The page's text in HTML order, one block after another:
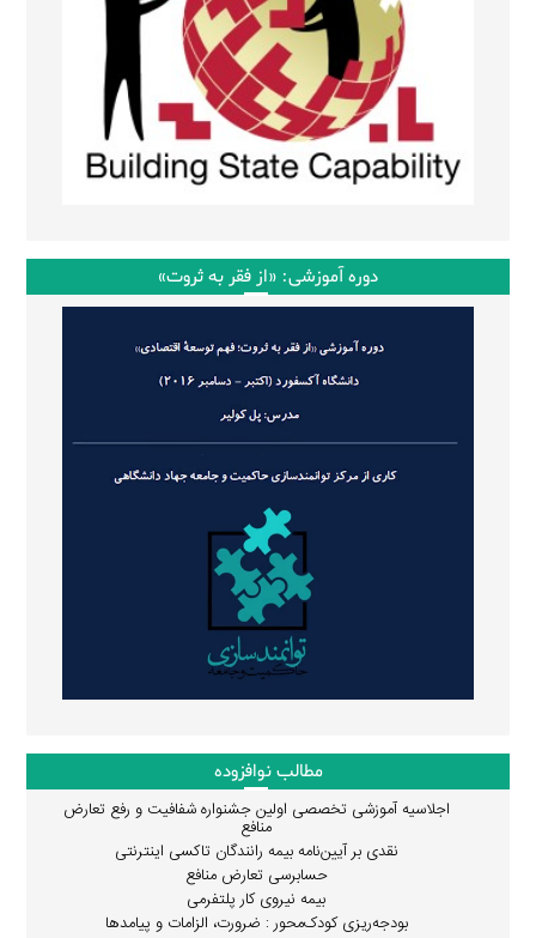
دوره آموزشی: «از فقر به ثروت»
مطالب نوافزوده
اجلاسیه آموزشی تخصصی اولین جشنواره شفافیت و رفع تعارض
منافع
نقدی بر آیین‌نامه بیمه رانندگان تاکسی اینترنتی
حسابرسی تعارض منافع
بیمه نیروی کار پلتفرمی
بودجه‌ریزی کودک‌محور : ضرورت، الزامات و پیامدها